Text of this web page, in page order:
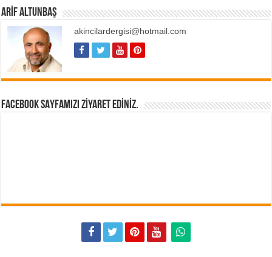
ARIF ALTUNBAŞ
akincilardergisi@hotmail.com
FACEBOOK SAYFAMIZI ZIYARET EDINIZ.